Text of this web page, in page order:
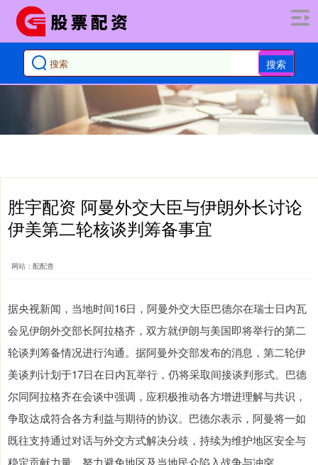
搜索
胜宇配资 阿曼外交大臣与伊朗外长讨论
伊美第二轮核谈判筹备事宜
网站：配配查
据央视新闻，当地时间16日，阿曼外交大臣巴德尔在瑞士日内瓦
会见伊朗外交部长阿拉格齐，双方就伊朗与美国即将举行的第二
轮谈判筹备情况进行沟通。据阿曼外交部发布的消息，第二轮伊
美谈判计划于17日在日内瓦举行，仍将采取间接谈判形式。巴德
尔同阿拉格齐在会谈中强调，应积极推动各方增进理解与共识，
争取达成符合各方利益与期待的协议。巴德尔表示，阿曼将一如
既往支持通过对话与外交方式解决分歧，持续为维护地区安全与
稳定贡献力量，努力避免地区及当地民众陷入战争与冲突。